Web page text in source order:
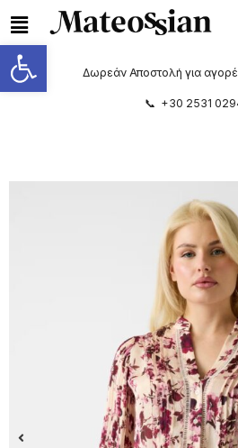
Ανοίξτε τη γραμμή εργαλείων
Δωρεάν Αποστολή για
📞 +30 2531